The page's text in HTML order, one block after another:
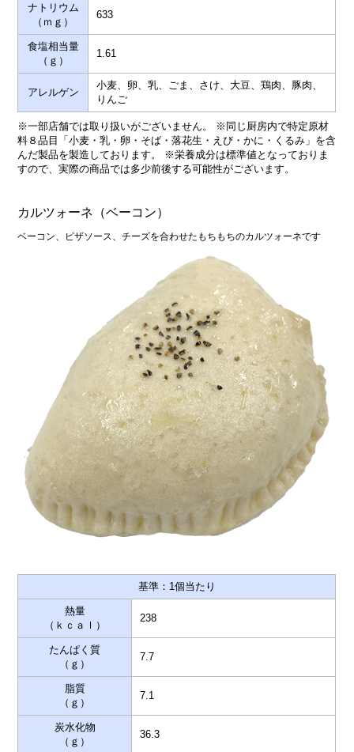
ナトリウム
（ｍｇ）
633
食塩相当量
（ｇ）
1.61
アレルゲン
小麦、卵、乳、ごま、さけ、大豆、鶏肉、豚肉、
りんご
※一部店舗では取り扱いがございません。 ※同じ厨房内で特定原材
料８品目「小麦・乳・卵・そば・落花生・えび・かに・くるみ」を含
んだ製品を製造しております。 ※栄養成分は標準値となっておりま
すので、実際の商品では多少前後する可能性がございます。
カルツォーネ（ベーコン）
ベーコン、ピザソース、チーズを合わせたもちもちのカルツォーネです
基準：1個当たり
熱量
（ｋｃａｌ）
238
たんぱく質
（ｇ）
7.7
脂質
（ｇ）
7.1
炭水化物
（ｇ）
36.3